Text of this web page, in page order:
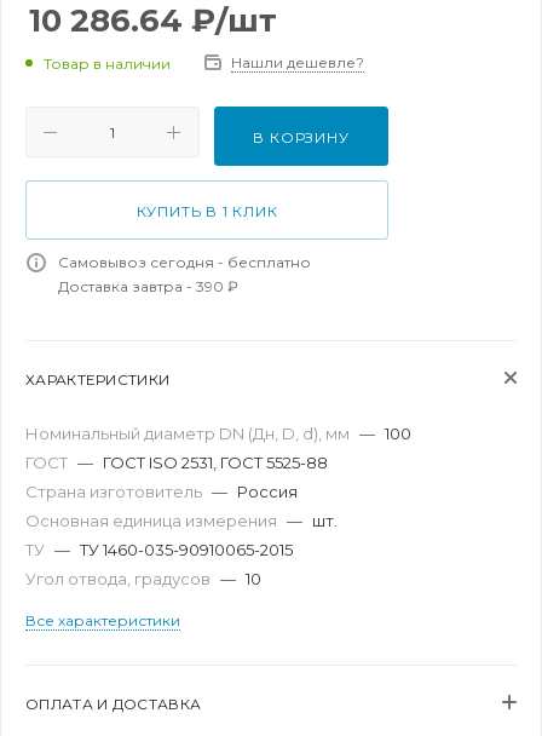
10 286.64 ₽/шт
Товар в наличии Нашли дешевле?
В КОРЗИНУ
КУПИТЬ В 1 КЛИК
Самовывоз сегодня - бесплатно
Доставка завтра - 390 ₽
ХАРАКТЕРИСТИКИ
Номинальный диаметр DN (Дн, D, d), мм — 100
ГОСТ — ГОСТ ISO 2531, ГОСТ 5525-88
Страна изготовитель — Россия
Основная единица измерения — шт.
ТУ — ТУ 1460-035-90910065-2015
Угол отвода, градусов — 10
Все характеристики
ОПЛАТА И ДОСТАВКА